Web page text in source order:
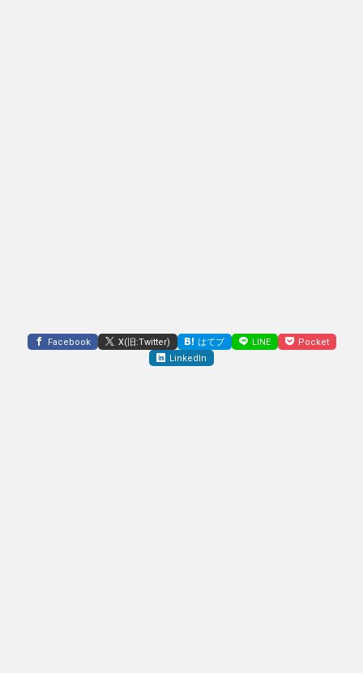
Facebook X(旧:Twitter) はてブ LINE
Pocket
LinkedIn